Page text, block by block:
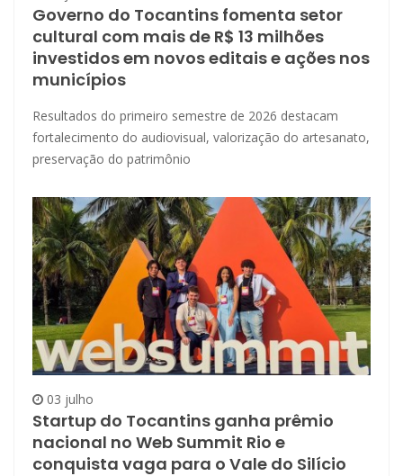
Governo do Tocantins fomenta setor
cultural com mais de R$ 13 milhões
investidos em novos editais e ações nos
municípios
Resultados do primeiro semestre de 2026 destacam
fortalecimento do audiovisual, valorização do artesanato,
preservação do patrimônio
03 julho
Startup do Tocantins ganha prêmio
nacional no Web Summit Rio e
conquista vaga para o Vale do Silício